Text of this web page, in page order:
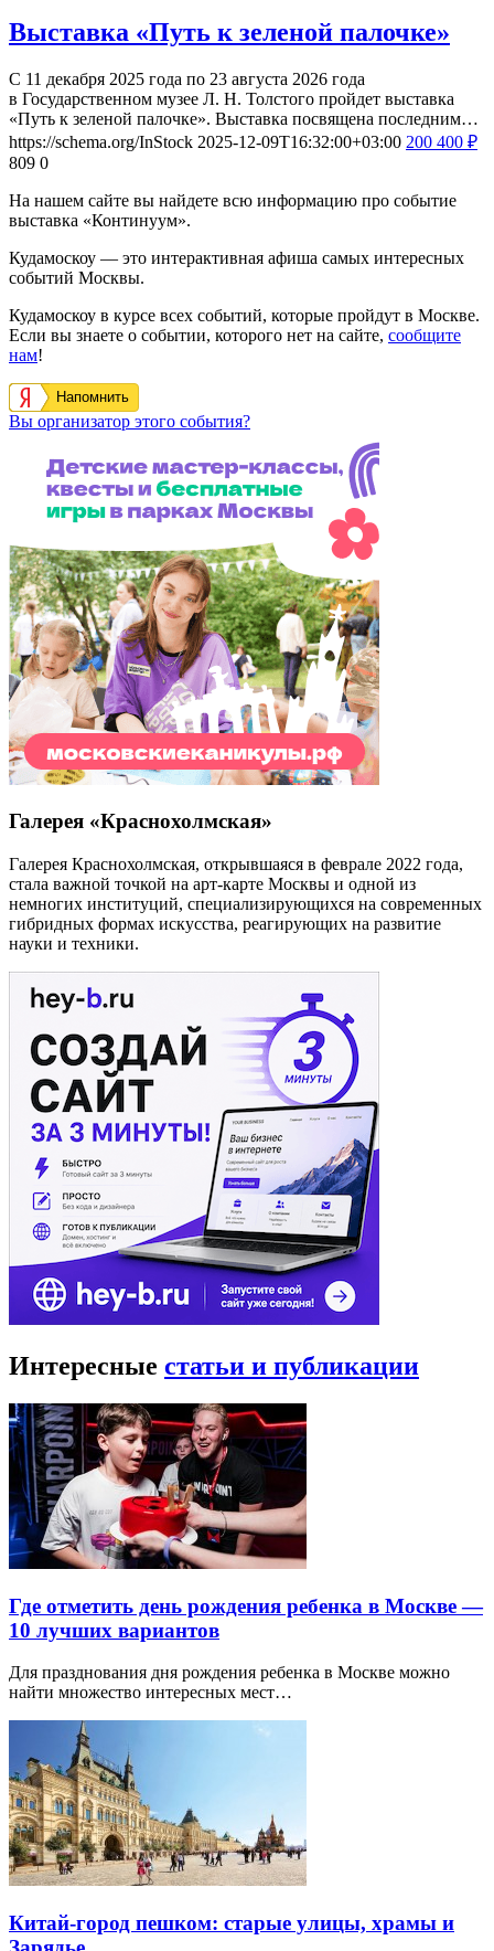
Выставка «Путь к зеленой палочке»
С 11 декабря 2025 года по 23 августа 2026 года
в Государственном музее Л. Н. Толстого пройдет выставка
«Путь к зеленой палочке». Выставка посвящена последним…
https://schema.org/InStock 2025-12-09T16:32:00+03:00 200 400 ₽
809 0
На нашем сайте вы найдете всю информацию про событие
выставка «Континуум».
Кудамоскоу — это интерактивная афиша самых интересных
событий Москвы.
Кудамоскоу в курсе всех событий, которые пройдут в Москве.
Если вы знаете о событии, которого нет на сайте, сообщите
нам!
Напомнить
Вы организатор этого события?
Галерея «Краснохолмская»
Галерея Краснохолмская, открывшаяся в феврале 2022 года,
стала важной точкой на арт-карте Москвы и одной из
немногих институций, специализирующихся на современных
гибридных формах искусства, реагирующих на развитие
науки и техники.
Интересные статьи и публикации
Где отметить день рождения ребенка в Москве —
10 лучших вариантов
Для празднования дня рождения ребенка в Москве можно
найти множество интересных мест…
Китай-город пешком: старые улицы, храмы и